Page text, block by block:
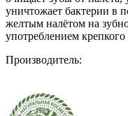
уничтожает бактерии в
желтым налётом на
употреблением
Производитель: